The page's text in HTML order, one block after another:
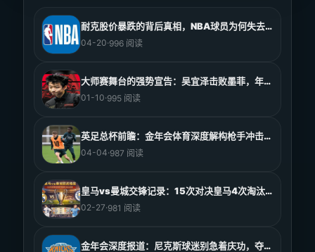
耐克股价暴跌的背后真相，NBA球员为何失去了大众的“
04-20·996 阅读
大师赛舞台的强势宣告：吴宜泽击败墨菲，年轻一代走到聚
01-10·995 阅读
英足总杯前瞻：金年会体育深度解构枪手冲击4强，14场
04-04·987 阅读
皇马vs曼城交锋记录：15次对决皇马4次淘汰曼城
02-27·981 阅读
金年会深度报道：尼克斯球迷别急着庆功，夺冠前的最后5